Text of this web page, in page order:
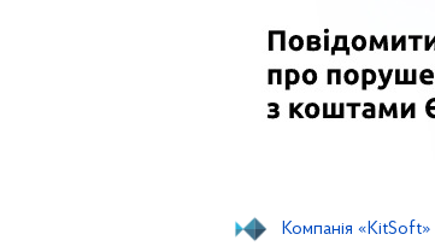
Компанія «KitSoft»